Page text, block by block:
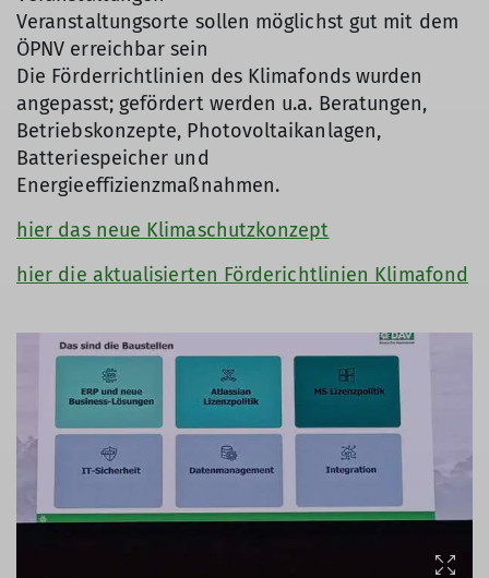
Veranstaltungsorte sollen möglichst gut mit dem
ÖPNV erreichbar sein
Die Förderrichtlinien des Klimafonds wurden
angepasst; gefördert werden u.a. Beratungen,
Betriebskonzepte, Photovoltaikanlagen,
Batteriespeicher und
Energieeffizienzmaßnahmen.
hier das neue Klimaschutzkonzept
hier die aktualisierten Förderichtlinien Klimafond